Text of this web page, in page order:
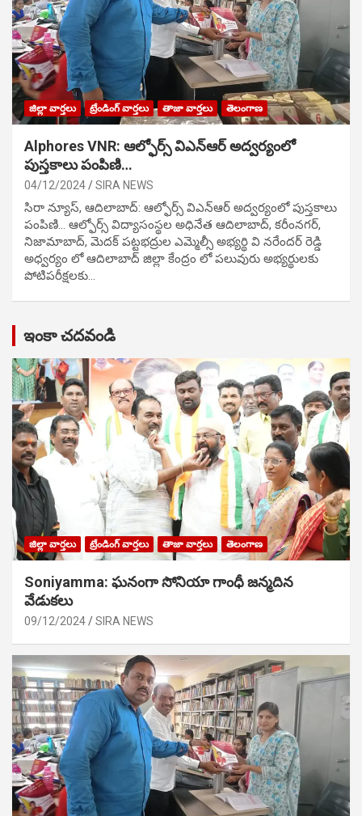
జిల్లా వార్తలు ట్రేండింగ్ వార్తలు తాజా వార్తలు తెలంగాణ
Alphores VNR: ఆల్ఫోర్స్ విఎన్ఆర్ అద్వర్యంలో
పుస్తకాలు పంపిణి…
04/12/2024 SIRA NEWS
సిరా న్యూస్, ఆదిలాబాద్: ఆల్ఫోర్స్ విఎన్ఆర్ అద్వర్యంలో పుస్తకాలు
పంపిణి… ఆల్ఫోర్స్ విద్యాసంస్థల అధినేత ఆదిలాబాద్, కరీంనగర్,
నిజామాబాద్, మెదక్ పట్టభద్రుల ఎమ్మెల్సీ అభ్యర్థి వి నరేందర్ రెడ్డి
అధ్వర్యం లో ఆదిలాబాద్ జిల్లా కేంద్రం లో పలువురు అభ్యర్థులకు
పోటిప‌రీక్ష‌ల‌కు…
ఇంకా చదవండి
జిల్లా వార్తలు ట్రేండింగ్ వార్తలు తాజా వార్తలు తెలంగాణ
Soniyamma: ఘ‌నంగా సోనియా గాంధీ జ‌న్మ‌దిన
వేడుక‌లు
09/12/2024 SIRA NEWS